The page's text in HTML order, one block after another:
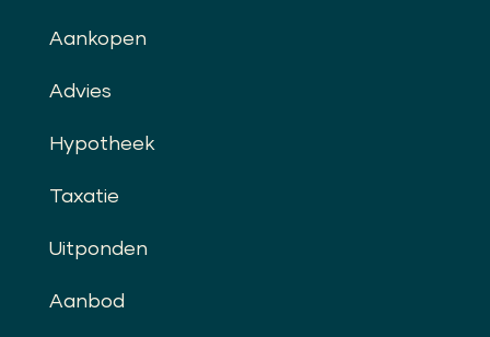
Aankopen
Advies
Hypotheek
Taxatie
Uitponden
Aanbod